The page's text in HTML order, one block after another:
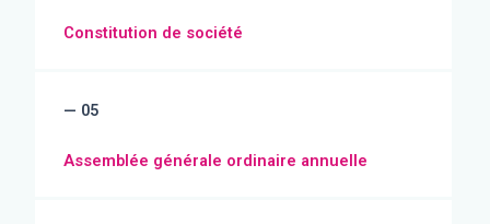
Constitution de société
— 05
Assemblée générale ordinaire annuelle